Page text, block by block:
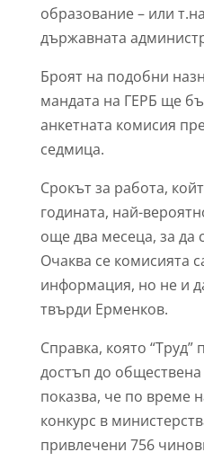
образование – или
държавната
Броят на подобни
мандата на ГЕРБ ще
анкетната комисия
седмица.
Срокът за работа,
годината, най-
още два месеца, за да
Очаква се комисията
информация, но не и
твърди Ерменков.
Справка, която “Труд”
достъп до
показва, че по време
конкурс в
привлечени 756